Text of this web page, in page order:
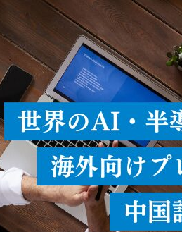
て使用するこ
一のデバイス
距離まで届く
[…]